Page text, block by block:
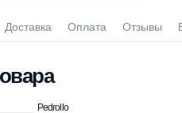
Доставка Оплата Отзывы
Pedrollo